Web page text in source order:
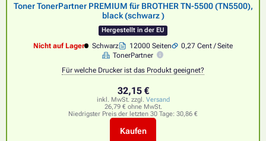
Toner TonerPartner PREMIUM für BROTHER TN-5500 (TN5500),
black (schwarz )
Hergestellt in der EU
Nicht auf Lager Schwarz 12000 Seiten
0,27 Cent / Seite
TonerPartner
Für welche Drucker ist das Produkt geeignet?
32,15 €
inkl. MwSt. zzgl. Versand
26,79 € ohne MwSt.
Niedrigster Preis der letzten 30 Tage: 30,86 €
Kaufen